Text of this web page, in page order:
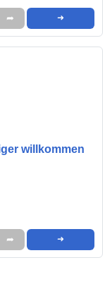
➦ ➜
willkommen
➦ ➜